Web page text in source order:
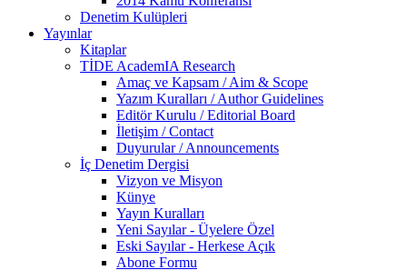
Denetim Kulüpleri
Yayınlar
Kitaplar
TİDE AcademIA Research
Amaç ve Kapsam / Aim & Scope
Yazım Kuralları / Author Guidelines
Editör Kurulu / Editorial Board
İletişim / Contact
Duyurular / Announcements
İç Denetim Dergisi
Vizyon ve Misyon
Künye
Yayın Kuralları
Yeni Sayılar - Üyelere Özel
Eski Sayılar - Herkese Açık
Abone Formu